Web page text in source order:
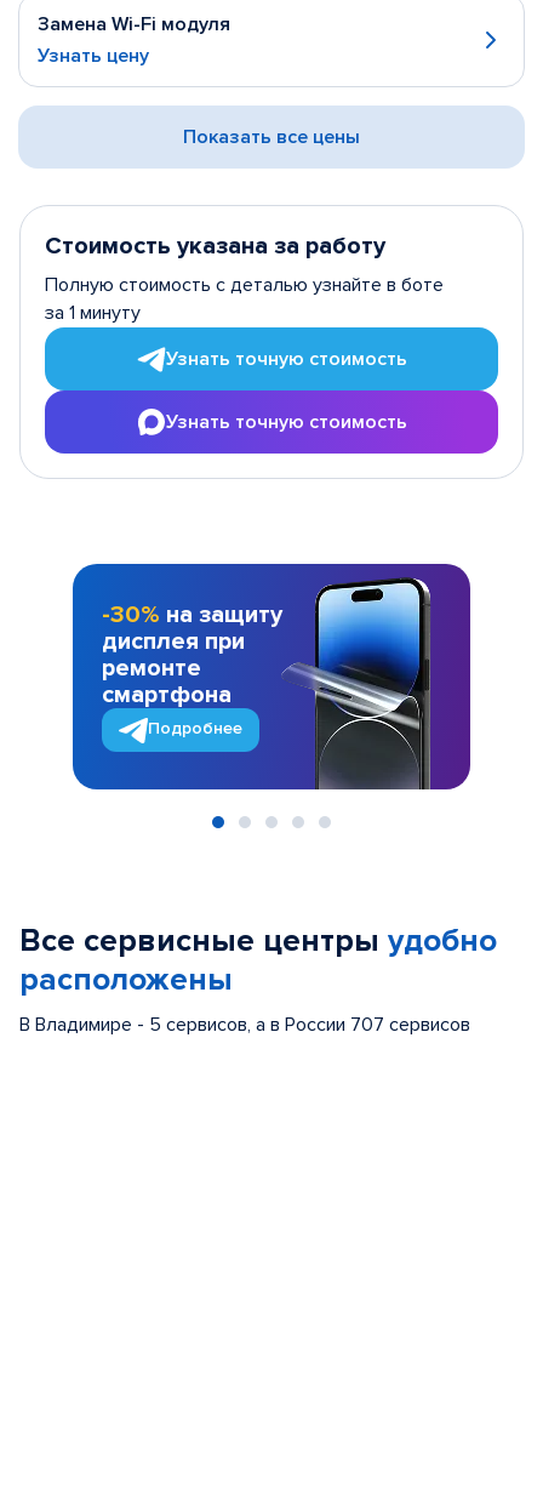
Замена Wi-Fi модуля
Узнать цену
Показать все цены
Стоимость указана за работу
Полную стоимость с деталью узнайте в боте
за 1 минуту
Узнать точную стоимость
Узнать точную стоимость
-30% на защиту
дисплея при
ремонте
смартфона
Подробнее
Все сервисные центры удобно
расположены
В Владимире - 5 сервисов, а в России 707 сервисов